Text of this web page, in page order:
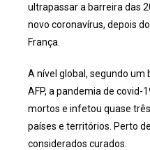
ultrapassar a barreira das
novo coronavírus, depois
França.
A nível global, segundo um
AFP, a pandemia de covid-
mortos e infetou quase
países e territórios. Perto
considerados curados.